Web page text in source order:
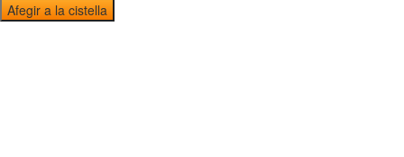
Afegir a la cistella